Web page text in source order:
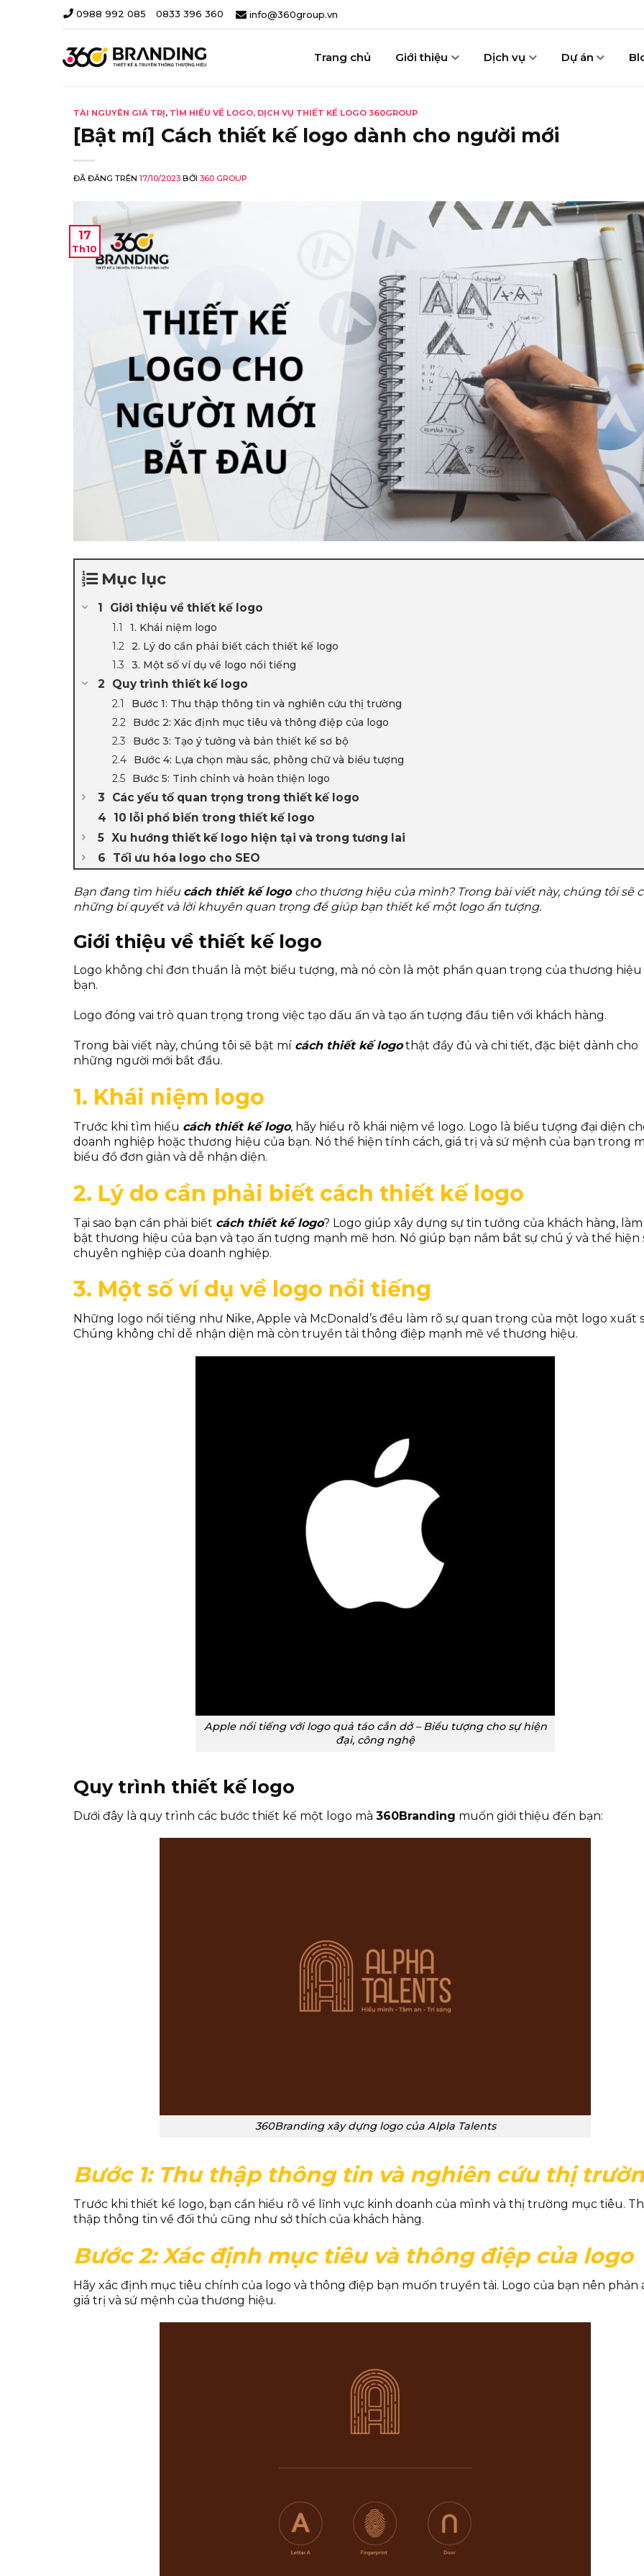
0988 992 085 0833 396 360 info@360group.vn
Trang chủ Giới thiệu Dịch vụ Dự án
TÀI NGUYÊN GIÁ TRỊ, TÌM HIỂU VỀ LOGO, DỊCH VỤ THIẾT KẾ LOGO 360GROUP
[Bật mí] Cách thiết kế logo dành cho người mới
ĐÃ ĐĂNG TRÊN 17/10/2023 BỞI 360 GROUP
17
Th10
Mục lục
Giới thiệu về thiết kế logo
1. Khái niệm logo
2. Lý do cần phải biết cách thiết kế logo
3. Một số ví dụ về logo nổi tiếng
Quy trình thiết kế logo
Bước 1: Thu thập thông tin và nghiên cứu thị trường
Bước 2: Xác định mục tiêu và thông điệp của logo
Bước 3: Tạo ý tưởng và bản thiết kế sơ bộ
Bước 4: Lựa chọn màu sắc, phông chữ và biểu tượng
Bước 5: Tinh chỉnh và hoàn thiện logo
Các yếu tố quan trọng trong thiết kế logo
10 lỗi phổ biến trong thiết kế logo
Xu hướng thiết kế logo hiện tại và trong tương lai
Tối ưu hóa logo cho SEO
Bạn đang tìm hiểu cách thiết kế logo cho thương hiệu của mình? Trong bài viết này, chúng tôi sẽ
những bí quyết và lời khuyên quan trọng để giúp bạn thiết kế một logo ấn tượng.
Giới thiệu về thiết kế logo
Logo không chỉ đơn thuần là một biểu tượng, mà nó còn là một phần quan trọng của thương hiệu
bạn.
Logo đóng vai trò quan trọng trong việc tạo dấu ấn và tạo ấn tượng đầu tiên với khách hàng.
Trong bài viết này, chúng tôi sẽ bật mí cách thiết kế logothật đầy đủ và chi tiết, đặc biệt dành cho
những người mới bắt đầu.
1. Khái niệm logo
Trước khi tìm hiểu cách thiết kế logo, hãy hiểu rõ khái niệm về logo. Logo là biểu tượng đại diện
doanh nghiệp hoặc thương hiệu của bạn. Nó thể hiện tính cách, giá trị và sứ mệnh của bạn trong
biểu đồ đơn giản và dễ nhận diện.
2. Lý do cần phải biết cách thiết kế logo
Tại sao bạn cần phải biết cách thiết kế logo? Logo giúp xây dựng sự tin tưởng của khách hàng,
bật thương hiệu của bạn và tạo ấn tượng mạnh mẽ hơn. Nó giúp bạn nắm bắt sự chú ý và thể hiện
chuyên nghiệp của doanh nghiệp.
3. Một số ví dụ về logo nổi tiếng
Những logo nổi tiếng như Nike, Apple và McDonald’s đều làm rõ sự quan trọng của một logo xuất
Chúng không chỉ dễ nhận diện mà còn truyền tải thông điệp mạnh mẽ về thương hiệu.
Apple nổi tiếng với logo quả táo cắn dở – Biểu tượng cho sự hiện
đại, công nghệ
Quy trình thiết kế logo
Dưới đây là quy trình các bước thiết kế một logo mà 360Branding muốn giới thiệu đến bạn:
360Branding xây dựng logo của Alpla Talents
Bước 1: Thu thập thông tin và nghiên cứu thị
Trước khi thiết kế logo, bạn cần hiểu rõ về lĩnh vực kinh doanh của mình và thị trường mục tiêu.
thập thông tin về đối thủ cũng như sở thích của khách hàng.
Bước 2: Xác định mục tiêu và thông điệp của logo
Hãy xác định mục tiêu chính của logo và thông điệp bạn muốn truyền tải. Logo của bạn nên phản
giá trị và sứ mệnh của thương hiệu.